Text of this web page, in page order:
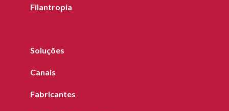
Filantropia
Soluções
Canais
Fabricantes